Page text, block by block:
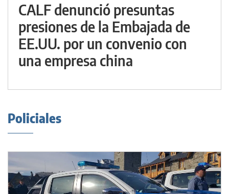
CALF denunció presuntas
presiones de la Embajada de
EE.UU. por un convenio con
una empresa china
Policiales